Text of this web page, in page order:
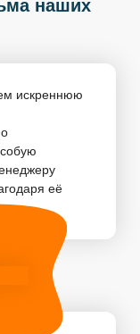
наших
искреннюю
её